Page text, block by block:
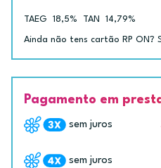
TAEG 18,5% TAN 14,79%
Ainda não tens cartão RP ON?
Pagamento em
sem juros
sem juros